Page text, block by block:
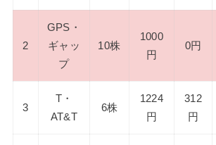
2
GPS・
ギャッ
プ
10株
1000
円
0円
3
T・
AT&T
6株
1224
円
312
円